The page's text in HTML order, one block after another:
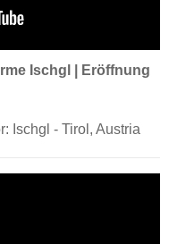
Ischgl | Eröffnung
Ischgl - Tirol, Austria